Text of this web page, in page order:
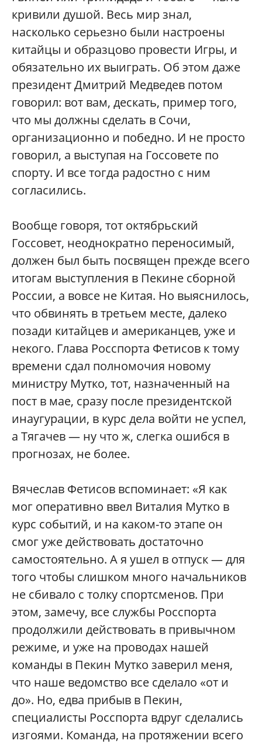
кривили душой. Весь мир знал,
насколько серьезно были настроены
китайцы и образцово провести Игры, и
обязательно их выиграть. Об этом даже
президент Дмитрий Медведев потом
говорил: вот вам, дескать, пример того,
что мы должны сделать в Сочи,
организационно и победно. И не просто
говорил, а выступая на Госсовете по
спорту. И все тогда радостно с ним
согласились.
Вообще говоря, тот октябрьский
Госсовет, неоднократно переносимый,
должен был быть посвящен прежде всего
итогам выступления в Пекине сборной
России, а вовсе не Китая. Но выяснилось,
что обвинять в третьем месте, далеко
позади китайцев и американцев, уже и
некого. Глава Росспорта Фетисов к тому
времени сдал полномочия новому
министру Мутко, тот, назначенный на
пост в мае, сразу после президентской
инаугурации, в курс дела войти не успел,
а Тягачев — ну что ж, слегка ошибся в
прогнозах, не более.
Вячеслав Фетисов вспоминает: «Я как
мог оперативно ввел Виталия Мутко в
курс событий, и на каком-то этапе он
смог уже действовать достаточно
самостоятельно. А я ушел в отпуск — для
того чтобы слишком много начальников
не сбивало с толку спортсменов. При
этом, замечу, все службы Росспорта
продолжили действовать в привычном
режиме, и уже на проводах нашей
команды в Пекин Мутко заверил меня,
что наше ведомство все сделало «от и
до». Но, едва прибыв в Пекин,
специалисты Росспорта вдруг сделались
изгоями. Команда, на протяжении всего